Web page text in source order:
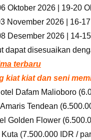
Oktober 2026 | 19-20
November 2026 | 16-
Desember 2026 | 14-
dapat disesuaikan
terbaru
kiat kiat dan seni
Dafam Malioboro
Tendean
Golden Flower
(7.500.000 IDR /